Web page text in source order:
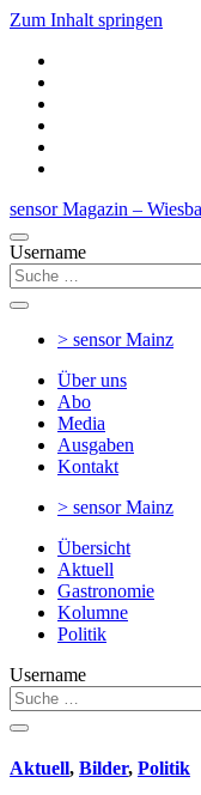
Zum Inhalt springen
sensor Magazin –
Username
> sensorMainz
Über uns
Abo
Media
Ausgaben
Kontakt
> sensorMainz
Übersicht
Aktuell
Gastronomie
Kolumne
Politik
Username
Aktuell, Bilder, Politik